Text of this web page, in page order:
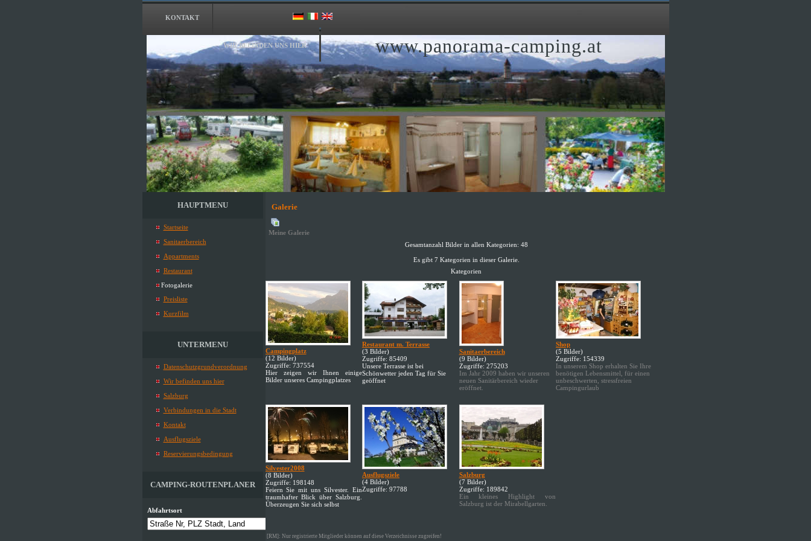
KONTAKT
WIR BEFINDEN UNS HIER www.panorama-camping.at
HAUPTMENU
Startseite
Sanitaerbereich
Appartments
Restaurant
Fotogalerie
Preisliste
Kurzfilm
UNTERMENU
Datenschutzgrundverordnung
Wir befinden uns hier
Salzburg
Verbindungen in die Stadt
Kontakt
Ausflugsziele
Reservierungsbedingung
CAMPING-ROUTENPLANER
Abfahrtsort
Galerie
Meine Galerie
Gesamtanzahl Bilder in allen Kategorien: 48
Es gibt 7 Kategorien in dieser Galerie.
Kategorien
Campingplatz
(12 Bilder)
Zugriffe: 737554
Hier zeigen wir Ihnen einige
Bilder unseres Campingplatzes
Restaurant m. Terrasse
(3 Bilder)
Zugriffe: 85409
Unsere Terrasse ist bei
Schönwetter jeden Tag für Sie
geöffnet
Sanitaerbereich
(9 Bilder)
Zugriffe: 275203
Im Jahr 2009 haben wir unseren
neuen Sanitärbereich wieder
eröffnet.
Shop
(5 Bilder)
Zugriffe: 154339
In unserem Shop erhalten Sie Ihre
benötigen Lebensmittel, für einen
unbeschwerten, stressfreien
Campingurlaub
Silvester2008
(8 Bilder)
Zugriffe: 198148
Feiern Sie mit uns Silvester. Ein
traumhafter Blick über Salzburg.
Überzeugen Sie sich selbst
Ausflugsziele
(4 Bilder)
Zugriffe: 97788
Salzburg
(7 Bilder)
Zugriffe: 189842
Ein kleines Highlight von
Salzburg ist der Mirabellgarten.
[RM]: Nur registrierte Mitglieder können auf diese Verzeichnisse zugreifen!